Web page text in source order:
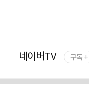
네이버TV 구독 +